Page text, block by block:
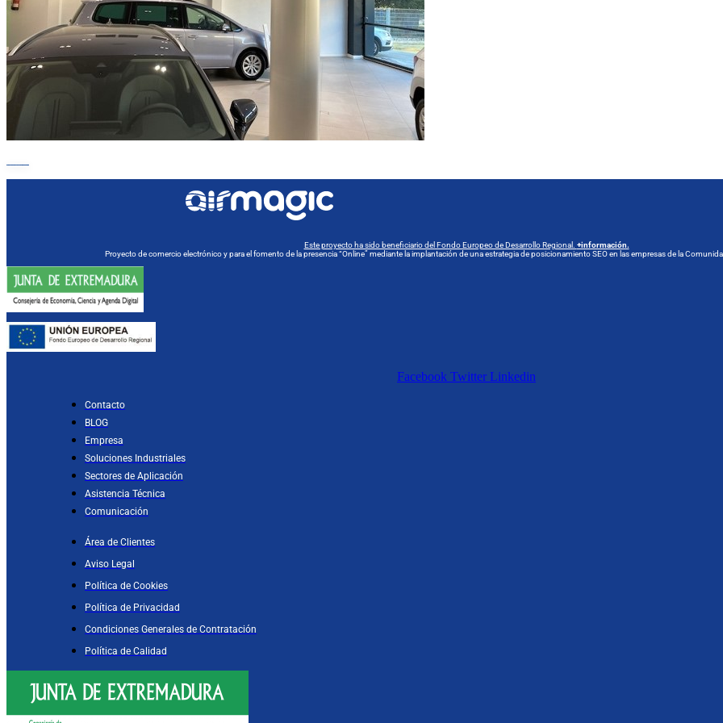
Este proyecto ha sido beneficiario del Fondo Europeo de Desarrollo Regional. +información.
Proyecto de comercio electrónico y para el fomento de la presencia “Online” mediante la implantación de una estrategia de posicionamiento SEO en las empresas de la
Facebook Twitter Linkedin
Contacto
BLOG
Empresa
Soluciones Industriales
Sectores de Aplicación
Asistencia Técnica
Comunicación
Área de Clientes
Aviso Legal
Política de Cookies
Política de Privacidad
Condiciones Generales de Contratación
Política de Calidad